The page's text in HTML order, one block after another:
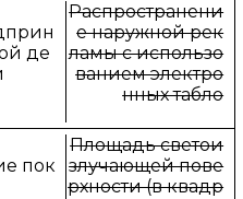
Распространени
е наружной рек
ламы с использо
ванием электро
нных табло
Площадь светои
злучающей пове
рхности (в квадр